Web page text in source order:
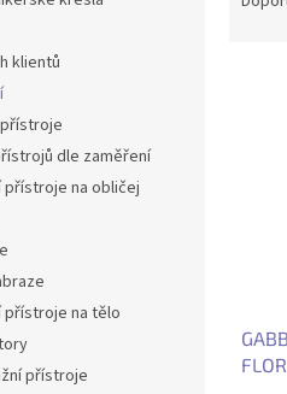
klientů
dle zaměření
přístroje na obličej
přístroje na tělo
přístroje